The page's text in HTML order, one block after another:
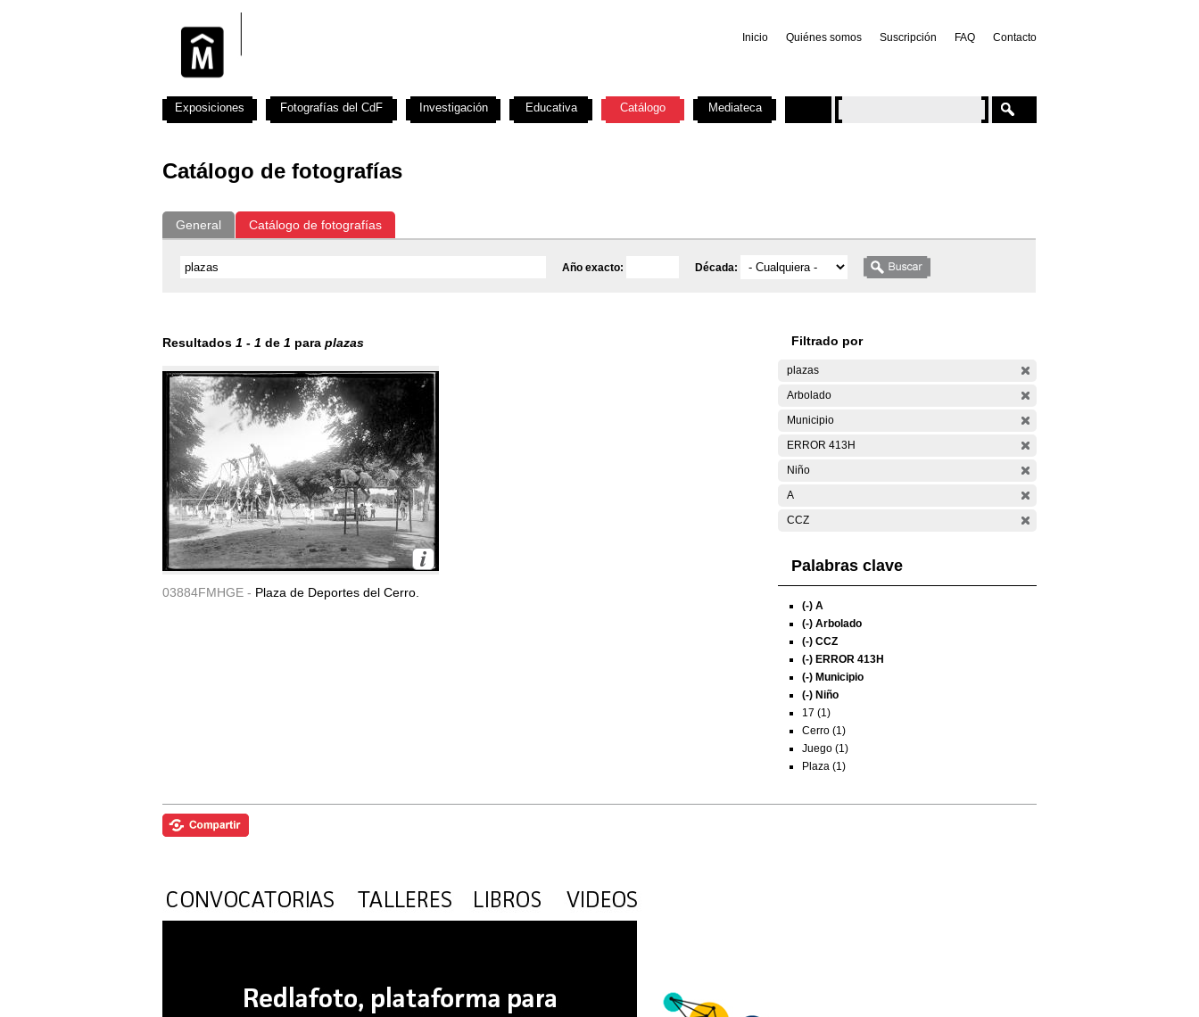
Inicio Quiénes somos Suscripción FAQ Contacto
Catálogo de fotografías
General Catálogo de fotografías
Año exacto: Década:
Resultados 1 - 1 de 1 para plazas
03884FMHGE - Plaza de Deportes del Cerro.
Filtrado por
plazas
Arbolado
Municipio
ERROR 413H
Niño
A
CCZ
Palabras clave
(-) A
(-) Arbolado
(-) CCZ
(-) ERROR 413H
(-) Municipio
(-) Niño
17 (1)
Cerro (1)
Juego (1)
Plaza (1)
Exposiciones Fotografías del CdF Investigación Educativa Catálogo Mediateca